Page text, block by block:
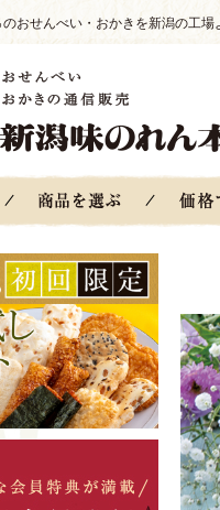
のおせんべい・おかきを新潟の工場